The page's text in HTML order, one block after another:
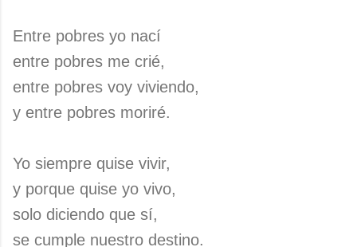
Entre pobres yo nací
entre pobres me crié,
entre pobres voy viviendo,
y entre pobres moriré.
Yo siempre quise vivir,
y porque quise yo vivo,
solo diciendo que sí,
se cumple nuestro destino.